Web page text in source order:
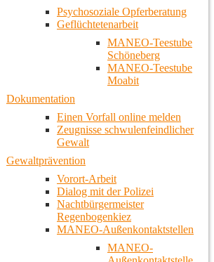
Psychosoziale Opferberatung
Geflüchtetenarbeit
MANEO-Teestube
Schöneberg
MANEO-Teestube
Moabit
Dokumentation
Einen Vorfall online melden
Zeugnisse schwulenfeindlicher
Gewalt
Gewaltprävention
Vorort-Arbeit
Dialog mit der Polizei
Nachtbürgermeister
Regenbogenkiez
MANEO-Außenkontaktstellen
MANEO-